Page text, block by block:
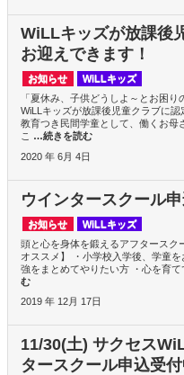
WiLLキッズが放課後
お迎えできます！
お知らせ
WiLLキッズ
「夏休み、子供どうしよ～とお困
WiLLキッズが放課後児童クラブに認
教育つき民間学童として、働くお母
こ …続きを読む
2020 年 6月 4日
ウインタースクール
お知らせ
WiLLキッズ
頭と心を身体を鍛えるアフタース
オススメ】 ・小学校入学後、学童
強をまとめてやりたい方 ・心を育
む
2019 年 12月 17日
11/30(土) サクセス
タースクール申込受